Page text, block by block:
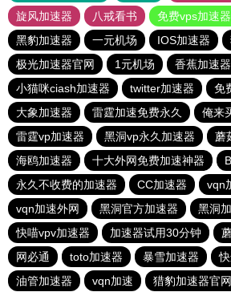
旋风加速器
八戒看书
免费vps加速
黑豹加速器
一元机场 IOS加速器
极光加速器官网
1元机场 香蕉加速
小猫咪ciash加速器
twitter加速器
免
大象加速器
雷霆加速免费永久
俺来
雷霆vp加速器
黑洞vp永久加速器
蘑
海鸥加速器
十大外网免费加速神器
永久不收费的加速器
CC加速器
vqn
vqn加速外网
黑洞官方加速器 黑洞
快喵vpv加速器
加速器试用30分钟
网必通
toto加速器 暴雪加速器
油管加速器
vqn加速 猎豹加速器官网